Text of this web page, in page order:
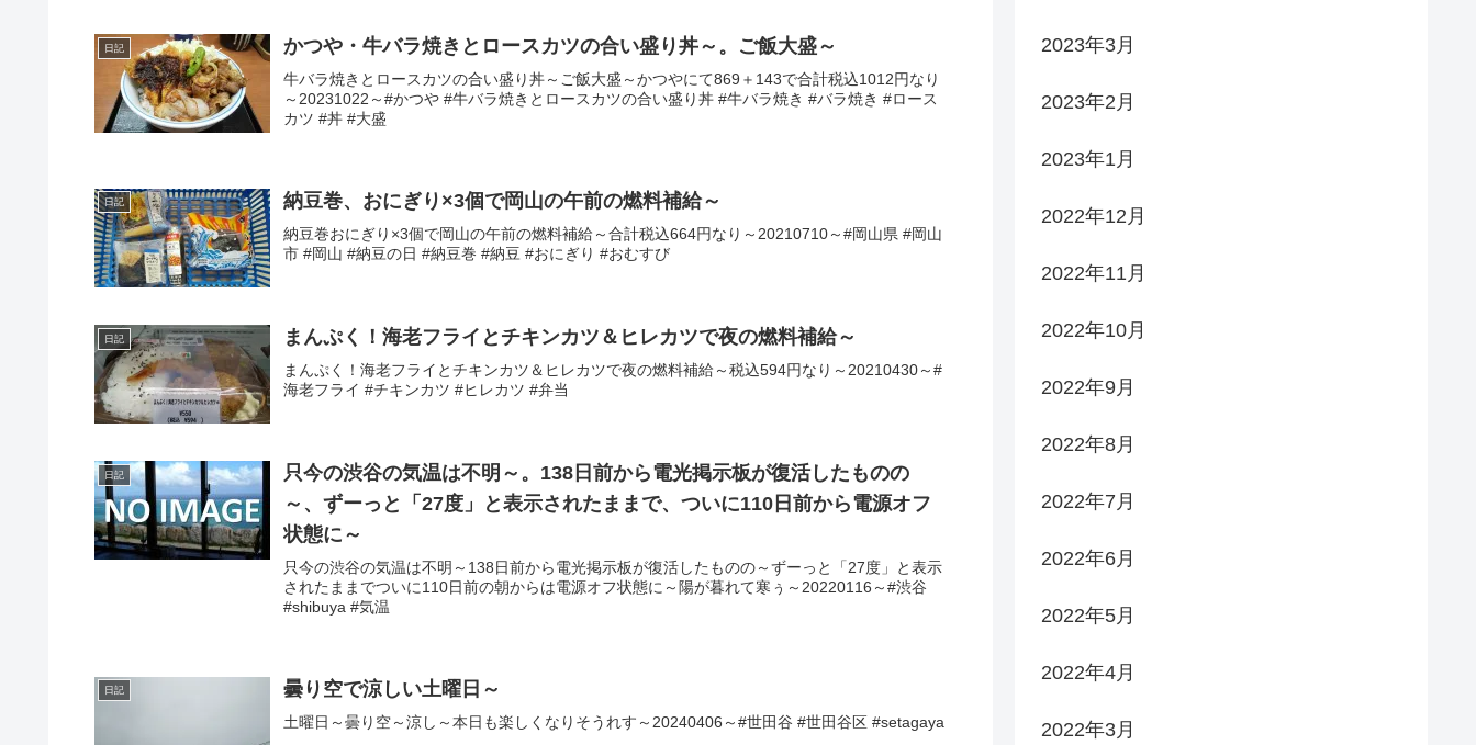
日記 かつや・牛バラ焼きとロースカツの合い盛り丼～。ご飯大盛～
牛バラ焼きとロースカツの合い盛り丼～ご飯大盛～かつやにて869＋143で合計税込1012円なり
～20231022～#かつや #牛バラ焼きとロースカツの合い盛り丼 #牛バラ焼き #バラ焼き #ロース
カツ #丼 #大盛
日記 納豆巻、おにぎり×3個で岡山の午前の燃料補給～
納豆巻おにぎり×3個で岡山の午前の燃料補給～合計税込664円なり～20210710～#岡山県 #岡山
市 #岡山 #納豆の日 #納豆巻 #納豆 #おにぎり #おむすび
日記 まんぷく！海老フライとチキンカツ＆ヒレカツで夜の燃料補給～
まんぷく！海老フライとチキンカツ＆ヒレカツで夜の燃料補給～税込594円なり～20210430～#
海老フライ #チキンカツ #ヒレカツ #弁当
日記
只今の渋谷の気温は不明～。138日前から電光掲示板が復活したものの
～、ずーっと「27度」と表示されたままで、ついに110日前から電源オフ
状態に～
只今の渋谷の気温は不明～138日前から電光掲示板が復活したものの～ずーっと「27度」と表示
されたままでついに110日前の朝からは電源オフ状態に～陽が暮れて寒ぅ～20220116～#渋谷
#shibuya #気温
日記 曇り空で涼しい土曜日～
土曜日～曇り空～涼し～本日も楽しくなりそうれす～20240406～#世田谷 #世田谷区 #setagaya
2023年3月
2023年2月
2023年1月
2022年12月
2022年11月
2022年10月
2022年9月
2022年8月
2022年7月
2022年6月
2022年5月
2022年4月
2022年3月